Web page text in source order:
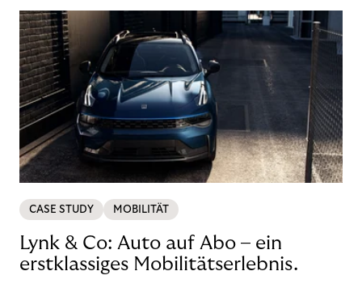
CASE STUDY MOBILITÄT
Lynk & Co: Auto auf Abo – ein
erstklassiges Mobilitätserlebnis.